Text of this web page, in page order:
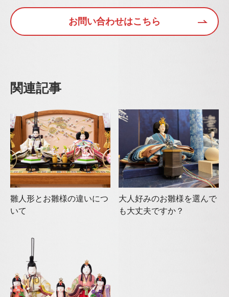
お問い合わせはこちら
関連記事
雛人形とお雛様の違いにつ
いて
大人好みのお雛様を選んで
も大丈夫ですか？